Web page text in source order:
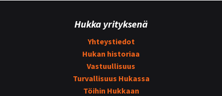
Hukka yrityksenä
Yhteystiedot
Hukan historiaa
Vastuullisuus
Turvallisuus Hukassa
Töihin Hukkaan